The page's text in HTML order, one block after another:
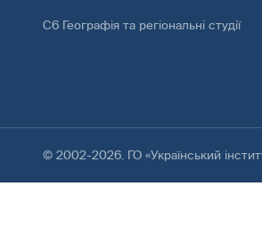
С6 Географія та регіональні студії
© 2002-2026. ГО «Український